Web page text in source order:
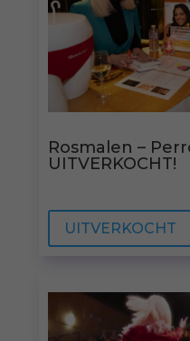
Rosmalen –
UITVERKOCHT!
UITVERKOCHT